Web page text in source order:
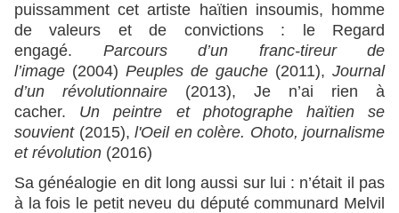
puissamment cet artiste haïtien insoumis, homme
de valeurs et de convictions : le Regard
engagé. Parcours d’un franc-tireur de
l’image (2004) Peuples de gauche (2011), Journal
d’un révolutionnaire (2013), Je n’ai rien à
cacher. Un peintre et photographe haïtien se
souvient(2015), l'Oeil en colère. Ohoto, journalisme
et révolution (2016)
Sa généalogie en dit long aussi sur lui : n’était il pas
à la fois le petit neveu du député communard Melvil